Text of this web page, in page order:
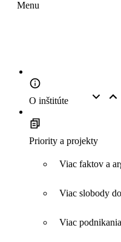
Menu
O inštitúte
Priority a projekty
Viac faktov a
Viac slobody
Viac